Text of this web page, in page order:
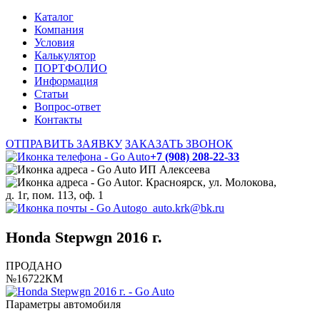
Каталог
Компания
Условия
Калькулятор
ПОРТФОЛИО
Информация
Статьи
Вопрос-ответ
Контакты
ОТПРАВИТЬ ЗАЯВКУ ЗАКАЗАТЬ ЗВОНОК
+7 (908) 208-22-33
ИП Алексеева
г. Красноярск, ул. Молокова,
д. 1г, пом. 113, оф. 1
go_auto.krk@bk.ru
Honda Stepwgn 2016 г.
ПРОДАНО
№16722КМ
Параметры автомобиля